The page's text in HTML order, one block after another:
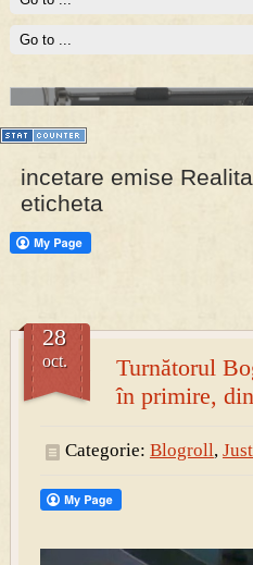
PRESA
incetare emise
eticheta
Turnătorul
în primire,
28
oct.
Categorie: Blogroll,